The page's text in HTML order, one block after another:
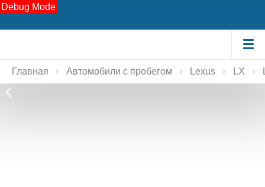
Debug Mode
Главная Автомобили с пробегом Lexus LX